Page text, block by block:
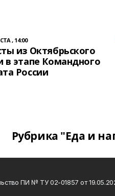
, 14:00
из Октябрьского
в этапе Командного
России
Рубрика "Еда и
ПИ № ТУ 02-01857 от